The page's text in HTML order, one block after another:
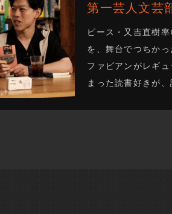
第一芸人文
ピース・又吉直樹
を、舞台でつちか
ファビアンがレギ
まった読書好きが